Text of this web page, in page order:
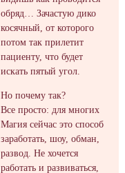
обряд… Зачастую дико
косячный, от которого
потом так прилетит
пациенту, что будет
искать пятый угол.
Но почему так?
Все просто: для многих
Магия сейчас это способ
заработать, шоу, обман,
развод. Не хочется
работать и развиваться,